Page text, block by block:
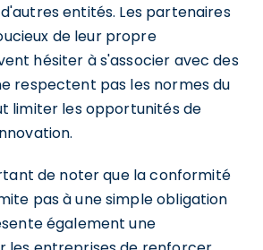
entités. Les partenaires
de leur propre
hésiter à s'associer avec des
respectent pas les normes du
limiter les opportunités de
de noter que la conformité
pas à une simple obligation
également une